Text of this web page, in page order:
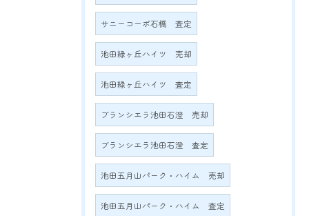
サニーコーポ石橋 査定
池田緑ヶ丘ハイツ 売却
池田緑ヶ丘ハイツ 査定
ブランシエラ池田石澄 売却
ブランシエラ池田石澄 査定
池田五月山パーク・ハイム 売却
池田五月山パーク・ハイム 査定